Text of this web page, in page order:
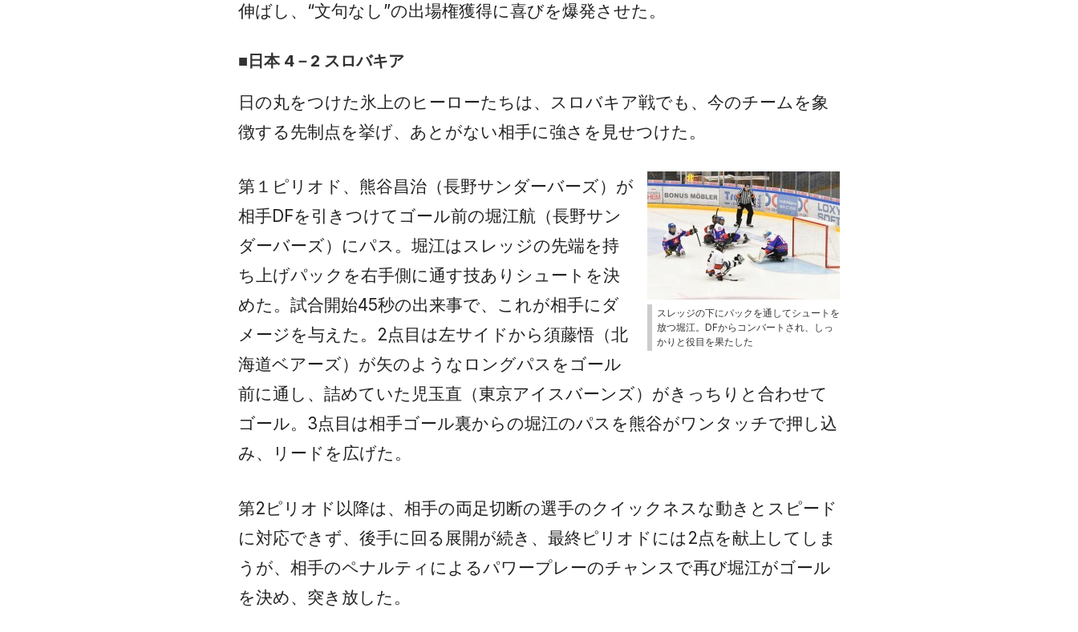
伸ばし、“文句なし”の出場権獲得に喜びを爆発させた。
■日本 4－2 スロバキア
日の丸をつけた氷上のヒーローたちは、スロバキア戦でも、今のチームを象
徴する先制点を挙げ、あとがない相手に強さを見せつけた。
スレッジの下にパックを通してシュートを
放つ堀江。DFからコンバートされ、しっ
かりと役目を果たした
第１ピリオド、熊谷昌治（長野サンダーバーズ）が
相手DFを引きつけてゴール前の堀江航（長野サン
ダーバーズ）にパス。堀江はスレッジの先端を持
ち上げパックを右手側に通す技ありシュートを決
めた。試合開始45秒の出来事で、これが相手にダ
メージを与えた。2点目は左サイドから須藤悟（北
海道ベアーズ）が矢のようなロングパスをゴール
前に通し、詰めていた児玉直（東京アイスバーンズ）がきっちりと合わせて
ゴール。3点目は相手ゴール裏からの堀江のパスを熊谷がワンタッチで押し込
み、リードを広げた。
第2ピリオド以降は、相手の両足切断の選手のクイックネスな動きとスピード
に対応できず、後手に回る展開が続き、最終ピリオドには2点を献上してしま
うが、相手のペナルティによるパワープレーのチャンスで再び堀江がゴール
を決め、突き放した。